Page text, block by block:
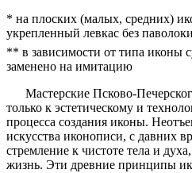
* на плоских (малых, средних)
укрепленный левкас без паволоки
** в зависимости от типа иконы
заменено на имитацию
Мастерские Псково-
только к эстетическому и
процесса создания иконы.
искусства иконописи, с давних
стремление к чистоте тела и
жизнь. Эти древние принципы